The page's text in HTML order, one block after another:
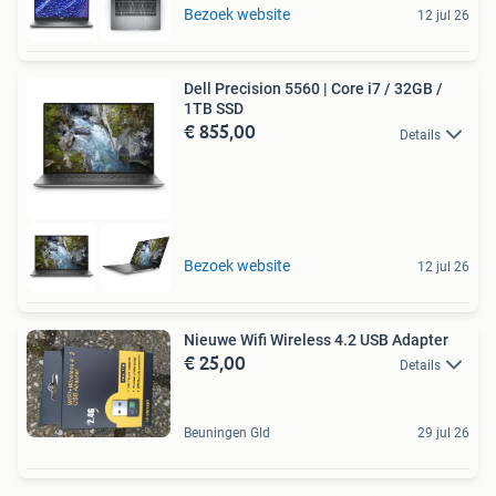
Bezoek website 12 jul 26
Dell Precision 5560 | Core i7 / 32GB /
1TB SSD
€ 855,00 Details
Bezoek website 12 jul 26
Nieuwe Wifi Wireless 4.2 USB Adapter
€ 25,00 Details
Beuningen Gld 29 jul 26